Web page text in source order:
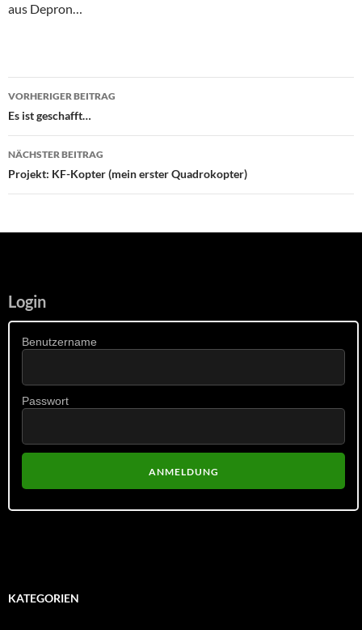
aus Depron…
Beitragsnavigation
VORHERIGER BEITRAG
Es ist geschafft…
NÄCHSTER BEITRAG
Projekt: KF-Kopter (mein erster Quadrokopter)
Login
Benutzername
Passwort
KATEGORIEN